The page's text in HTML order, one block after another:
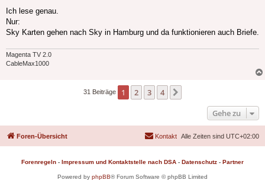
Ich lese genau.
Nur:
Sky Karten gehen nach Sky in Hamburg und da funktionieren auch Briefe.
Magenta TV 2.0
CableMax1000
31 Beiträge 1 2 3 4
Gehe zu
Foren-Übersicht Alle Zeiten sind UTC+02:00
Kontakt
Forenregeln - Impressum und Kontaktstelle nach DSA - Datenschutz - Partner
Powered by phpBB® Forum Software © phpBB Limited